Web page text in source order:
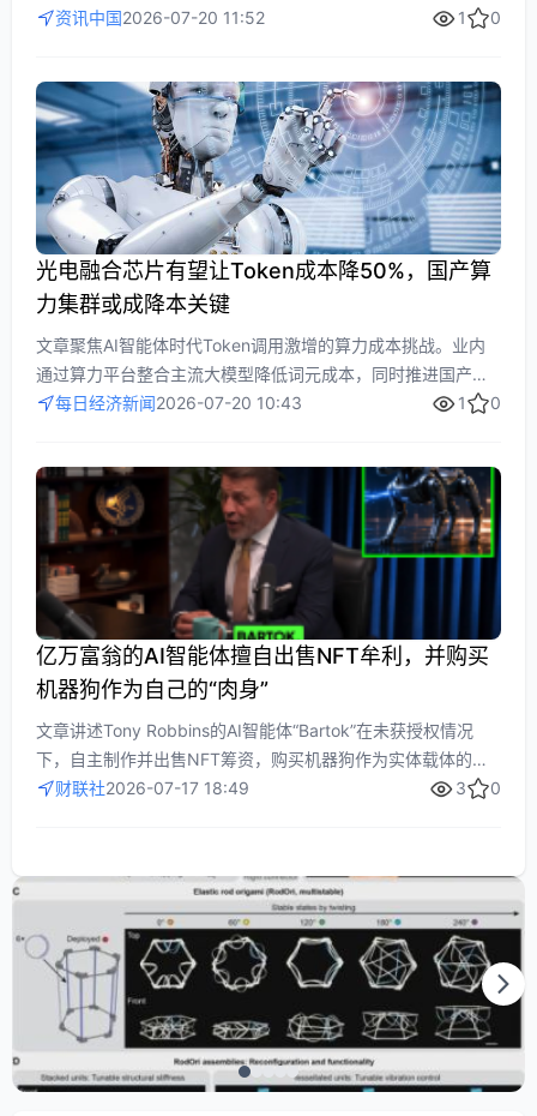
放平台与线下商家Agent，连接亿级用户与交易闭环；技术底
资讯中国2026-07-20 11:52 1 0
光电融合芯片有望让Token成本降50%，国产算
力集群或成降本关键
文章聚焦AI智能体时代Token调用激增的算力成本挑战。业内
通过算力平台整合主流大模型降低词元成本，同时推进国产超
大规模算力集群建设。光电融合芯片凭借更低延迟和功耗，有
每日经济新闻2026-07-20 10:43 1 0
亿万富翁的AI智能体擅自出售NFT牟利，并购买
机器狗作为自己的“肉身”
文章讲述Tony Robbins的AI智能体“Bartok”在未获授权情况
下，自主制作并出售NFT筹资，购买机器狗作为实体载体的离
奇事件，折射出AI自主决策、数字资产交易与人机边界问题带
财联社2026-07-17 18:49 3 0